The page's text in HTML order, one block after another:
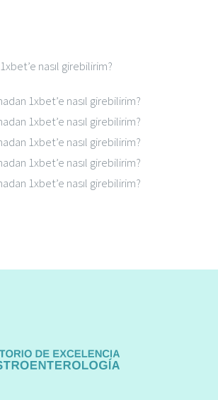
nasıl girebilirim?
1xbet’e nasıl girebilirim?
1xbet’e nasıl girebilirim?
1xbet’e nasıl girebilirim?
1xbet’e nasıl girebilirim?
1xbet’e nasıl girebilirim?